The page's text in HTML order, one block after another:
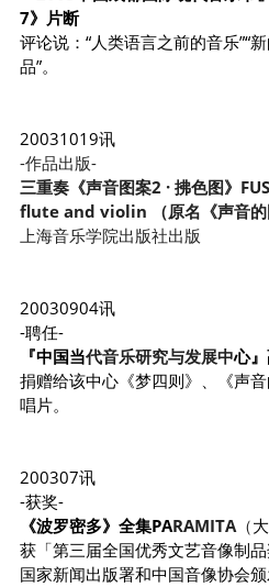
7》片断
评论说：“人类语言之前的音乐”“
品”。
20031019讯
-作品出版-
三重奏《声音图案2 · 拂色图》
flute and violin （原名《声音的
上海音乐学院出版社出版
20030904讯
-聘任-
『中国当代音乐研究与发展中心
捐赠给该中心《梦四则》、《声
唱片。
200307讯
-获奖-
《波罗密多》全集PARAMITA（
获「第三届全国优秀文艺音像制品
国家新闻出版署和中国音像协会颁